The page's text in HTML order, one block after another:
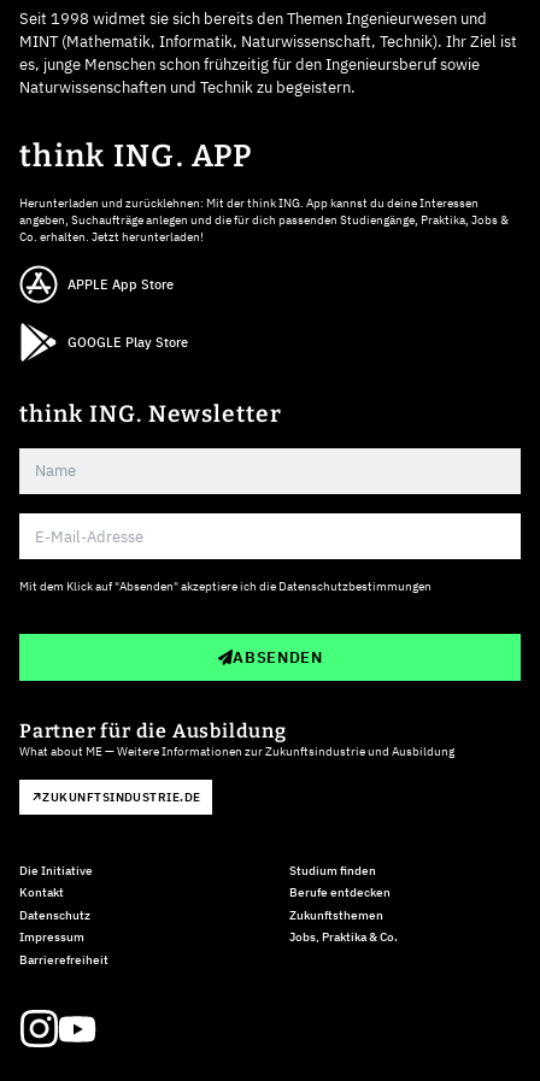
Seit 1998 widmet sie sich bereits den Themen Ingenieurwesen und
MINT (Mathematik, Informatik, Naturwissenschaft, Technik). Ihr Ziel ist
es, junge Menschen schon frühzeitig für den Ingenieursberuf sowie
Naturwissenschaften und Technik zu begeistern.
think ING. APP
Herunterladen und zurücklehnen: Mit der think ING. App kannst du deine Interessen
angeben, Suchaufträge anlegen und die für dich passenden Studiengänge, Praktika, Jobs &
Co. erhalten. Jetzt herunterladen!
APPLE App Store
GOOGLE Play Store
think ING. Newsletter
Mit dem Klick auf "Absenden" akzeptiere ich die Datenschutzbestimmungen
ABSENDEN
Partner für die Ausbildung
What about ME — Weitere Informationen zur Zukunftsindustrie und Ausbildung
ZUKUNFTSINDUSTRIE.DE
Die Initiative
Kontakt
Datenschutz
Impressum
Barrierefreiheit
Studium finden
Berufe entdecken
Zukunftsthemen
Jobs, Praktika & Co.